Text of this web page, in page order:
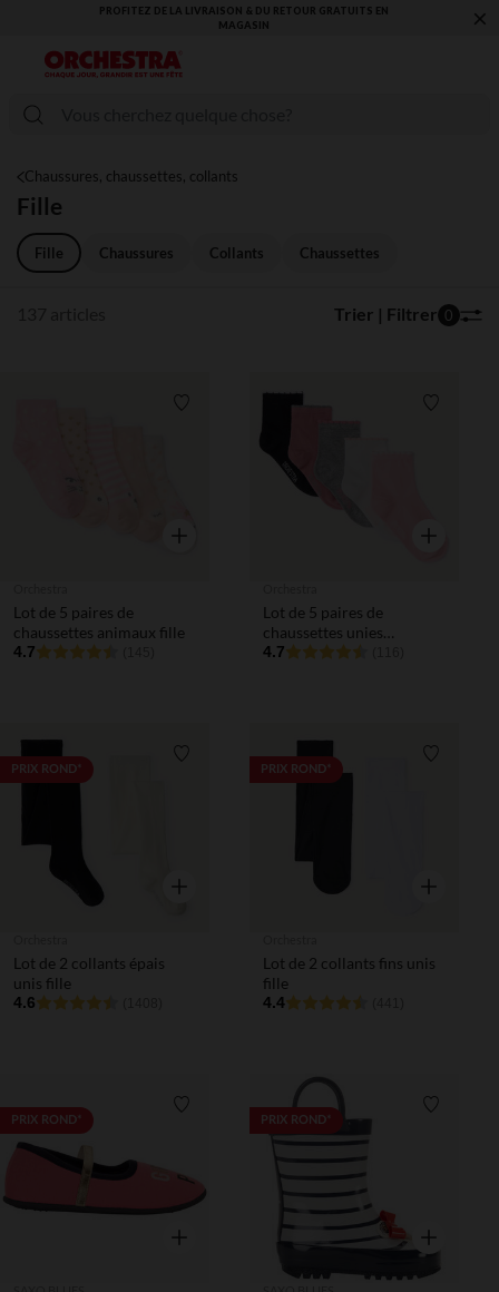
VOUS ALLEZ ADORER LA RENTRÉE ! DÉCOUVREZ
GRATUITS EN ×
Chaussures, chaussettes, collants
Fille
Fille Chaussures Collants Chaussettes
Trier | Filtrer 0
Aperçu rapide
Lot de 5 paires de
chaussettes animaux fille
4.7
Aperçu
Lot de 5 paires de
chaussettes unies
festonnées fille
4.7
PRIX ROND* Liste de souhaits
Aperçu rapide
Lot de 2 collants épais
unis fille
4.6
PRIX ROND*
Aperçu
Lot de 2 collants fins unis
fille
4.4
PRIX ROND* Liste de souhaits
Aperçu rapide
PRIX ROND*
Aperçu